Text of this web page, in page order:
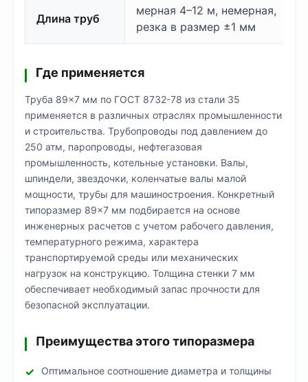
Длина труб
мерная 4–12 м, немерная,
резка в размер ±1 мм
Где применяется
Труба 89×7 мм по ГОСТ 8732-78 из стали 35
применяется в различных отраслях промышленности
и строительства. Трубопроводы под давлением до
250 атм, паропроводы, нефтегазовая
промышленность, котельные установки. Валы,
шпиндели, звездочки, коленчатые валы малой
мощности, трубы для машиностроения. Конкретный
типоразмер 89×7 мм подбирается на основе
инженерных расчетов с учетом рабочего давления,
температурного режима, характера
транспортируемой среды или механических
нагрузок на конструкцию. Толщина стенки 7 мм
обеспечивает необходимый запас прочности для
безопасной эксплуатации.
Преимущества этого типоразмера
Оптимальное соотношение диаметра и толщины